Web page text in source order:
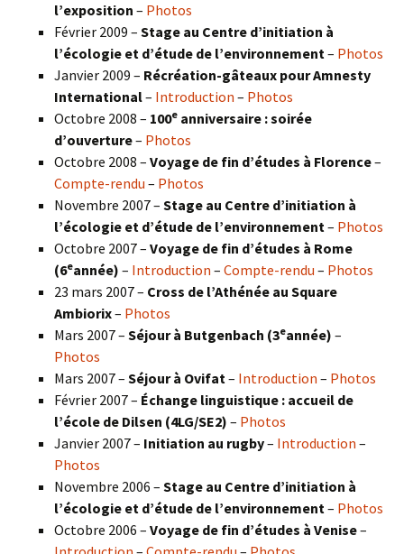
l’exposition – Photos
Février 2009 – Stage au Centre d’initiation à
l’écologie et d’étude de l’environnement– Photos
Janvier 2009 – Récréation-gâteaux pour Amnesty
International– Introduction – Photos
Octobre 2008 – 100e anniversaire : soirée
d’ouverture– Photos
Octobre 2008 – Voyage de fin d’études à Florence–
Compte-rendu – Photos
Novembre 2007 – Stage au Centre d’initiation à
l’écologie et d’étude de l’environnement– Photos
Octobre 2007 – Voyage de fin d’études à Rome
(6eannée) – Introduction – Compte-rendu – Photos
23 mars 2007 – Cross de l’Athénée au Square
Ambiorix– Photos
Mars 2007 – Séjour à Butgenbach (3eannée) –
Photos
Mars 2007 – Séjour à Ovifat– Introduction – Photos
Février 2007 – Échange linguistique : accueil de
l’école de Dilsen (4LG/SE2) – Photos
Janvier 2007 – Initiation au rugby– Introduction –
Photos
Novembre 2006 – Stage au Centre d’initiation à
l’écologie et d’étude de l’environnement– Photos
Octobre 2006 – Voyage de fin d’études à Venise–